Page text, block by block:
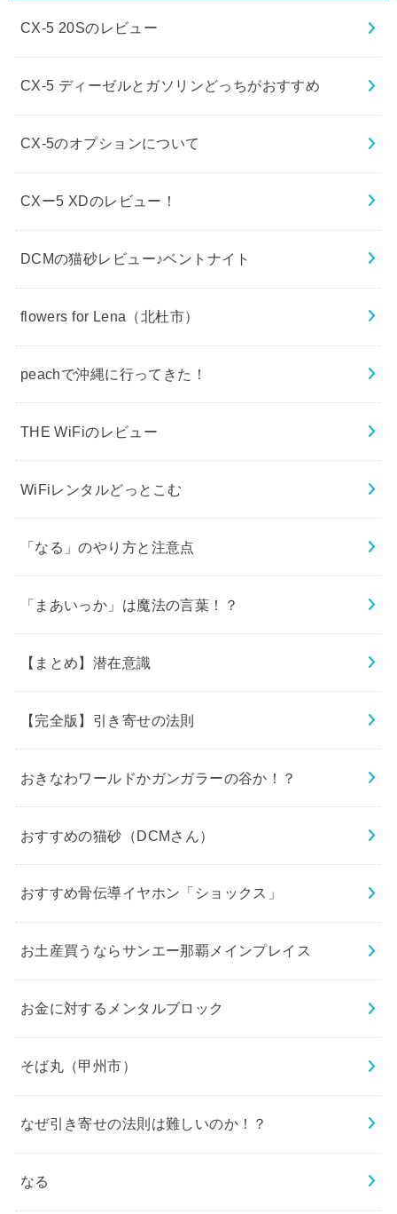
CX-5 20Sのレビュー
CX-5 ディーゼルとガソリンどっちがおすすめ
CX-5のオプションについて
CXー5 XDのレビュー！
DCMの猫砂レビュー♪ベントナイト
flowers for Lena（北杜市）
peachで沖縄に行ってきた！
THE WiFiのレビュー
WiFiレンタルどっとこむ
「なる」のやり方と注意点
「まあいっか」は魔法の言葉！？
【まとめ】潜在意識
【完全版】引き寄せの法則
おきなわワールドかガンガラーの谷か！？
おすすめの猫砂（DCMさん）
おすすめ骨伝導イヤホン「ショックス」
お土産買うならサンエー那覇メインプレイス
お金に対するメンタルブロック
そば丸（甲州市）
なぜ引き寄せの法則は難しいのか！？
なる